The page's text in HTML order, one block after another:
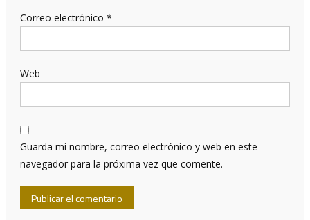
Correo electrónico *
Web
Guarda mi nombre, correo electrónico y web en este
navegador para la próxima vez que comente.